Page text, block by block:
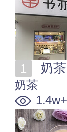
奶
奶茶
1.4w+